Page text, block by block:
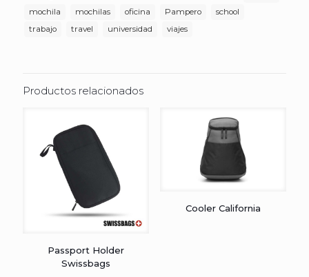
mochila
mochilas oficina Pampero
school
trabajo
travel universidad viajes
Productos relacionados
Passport Holder
Swissbags
Cooler California